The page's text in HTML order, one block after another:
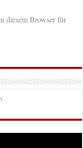
diesem Browser für